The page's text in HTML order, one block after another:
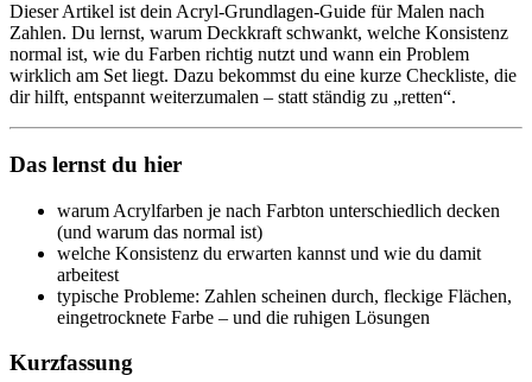
Dieser Artikel ist dein Acryl-Grundlagen-Guide für Malen nach
Zahlen. Du lernst, warum Deckkraft schwankt, welche Konsistenz
normal ist, wie du Farben richtig nutzt und wann ein Problem
wirklich am Set liegt. Dazu bekommst du eine kurze Checkliste, die
dir hilft, entspannt weiterzumalen – statt ständig zu „retten“.
Das lernst du hier
warum Acrylfarben je nach Farbton unterschiedlich decken
(und warum das normal ist)
welche Konsistenz du erwarten kannst und wie du damit
arbeitest
typische Probleme: Zahlen scheinen durch, fleckige Flächen,
eingetrocknete Farbe – und die ruhigen Lösungen
Kurzfassung